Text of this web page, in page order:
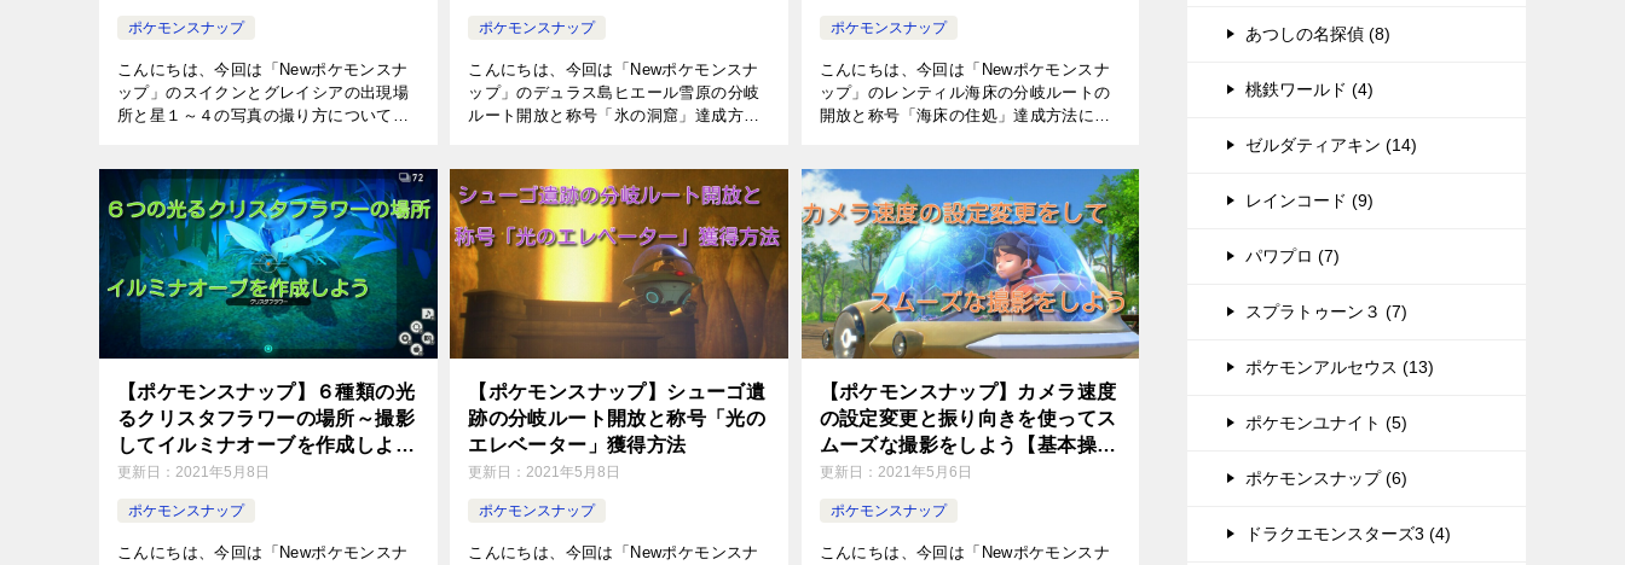
ポケモンスナップ
こんにちは、今回は「Newポケモンスナ
ップ」のスイクンとグレイシアの出現場
所と星１～４の写真の撮り方についてご
クエストの攻略や各星の撮影方法をまと
め […]
ポケモンスナップ
こんにちは、今回は「Newポケモンスナ
ップ」のデュラス島ヒエール雪原の分岐
ルート開放と称号「氷の洞窟」達成方法
必要ですが手順をまとめましたので参考
に […]
ポケモンスナップ
こんにちは、今回は「Newポケモンスナ
ップ」のレンティル海床の分岐ルートの
開放と称号「海床の住処」達成方法につ
ましたので参考にしてください。 レンテ
[…]
【ポケモンスナップ】６種類の光
るクリスタフラワーの場所～撮影
してイルミナオーブを作成しよう
～
更新日： 2021年5月8日
ポケモンスナップ
こんにちは、今回は「Newポケモンスナ
【ポケモンスナップ】シューゴ遺
跡の分岐ルート開放と称号「光の
エレベーター」獲得方法
更新日：2021年5月8日
ポケモンスナップ
こんにちは、今回は「Newポケモンスナ
【ポケモンスナップ】カメラ速度
の設定変更と振り向きを使ってス
ムーズな撮影をしよう【基本操
作】
更新日： 2021年5月6日
ポケモンスナップ
こんにちは、今回は「Newポケモンスナ
あつしの名探偵 (8)
桃鉄ワールド (4)
ゼルダティアキン (14)
レインコード (9)
パワプロ (7)
スプラトゥーン３ (7)
ポケモンアルセウス (13)
ポケモンユナイト (5)
ポケモンスナップ (6)
ドラクエモンスターズ3 (4)